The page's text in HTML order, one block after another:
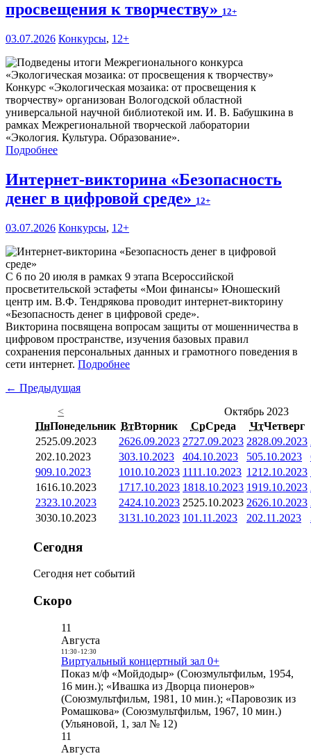
просвещения к творчеству» 12+
03.07.2026 Конкурсы, 12+
Конкурс «Экологическая мозаика: от просвещения к
творчеству» организован Вологодской областной
универсальной научной библиотекой им. И. В. Бабушкина в
рамках Межрегиональной творческой лаборатории
«Экология. Культура. Образование».
Подробнее
Интернет-викторина «Безопасность
денег в цифровой среде» 12+
03.07.2026 Конкурсы, 12+
С 6 по 20 июля в рамках 9 этапа Всероссийской
просветительской эстафеты «Мои финансы» Юношеский
центр им. В.Ф. Тендрякова проводит интернет-викторину
«Безопасность денег в цифровой среде».
Викторина посвящена вопросам защиты от мошенничества в
цифровом пространстве, изучения базовых правил
сохранения персональных данных и грамотного поведения в
сети интернет. Подробнее
← Предыдущая
<
Октябрь 2023
ПнПонедельник ВтВторник СрСреда ЧтЧетверг
2525.09.2023 2626.09.2023 2727.09.2023 2828.09.2023
202.10.2023 303.10.2023 404.10.2023 505.10.2023
909.10.2023 1010.10.2023 1111.10.2023 1212.10.2023
1616.10.2023 1717.10.2023 1818.10.2023 1919.10.2023
2323.10.2023 2424.10.2023 2525.10.2023 2626.10.2023
3030.10.2023 3131.10.2023 101.11.2023 202.11.2023
Сегодня
Сегодня нет событий
Скоро
11
Августа
11:30- 12:30
Виртуальный концертный зал 0+
Показ м/ф «Мойдодыр» (Союзмультфильм, 1954,
16 мин.); «Ивашка из Дворца пионеров»
(Союзмультфильм, 1981, 10 мин.); «Паровозик из
Ромашкова» (Союзмультфильм, 1967, 10 мин.)
(Ульяновой, 1, зал № 12)
11
Августа